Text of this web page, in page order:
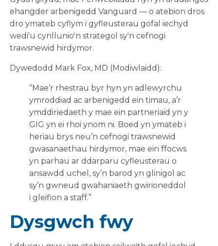
ehangder arbenigedd Vanguard — o atebion dros
dro ymateb cyflym i gyfleusterau gofal iechyd
wedi'u cynllunio'n strategol sy'n cefnogi
trawsnewid hirdymor.
Dywedodd Mark Fox, MD (Modiwlaidd):
“Mae’r rhestrau byr hyn yn adlewyrchu
ymroddiad ac arbenigedd ein timau, a’r
ymddiriedaeth y mae ein partneriaid yn y
GIG yn ei rhoi ynom ni. Boed yn ymateb i
heriau brys neu’n cefnogi trawsnewid
gwasanaethau hirdymor, mae ein ffocws
yn parhau ar ddarparu cyfleusterau o
ansawdd uchel, sy’n barod yn glinigol ac
sy’n gwneud gwahaniaeth gwirioneddol
i gleifion a staff.”
Dysgwch fwy